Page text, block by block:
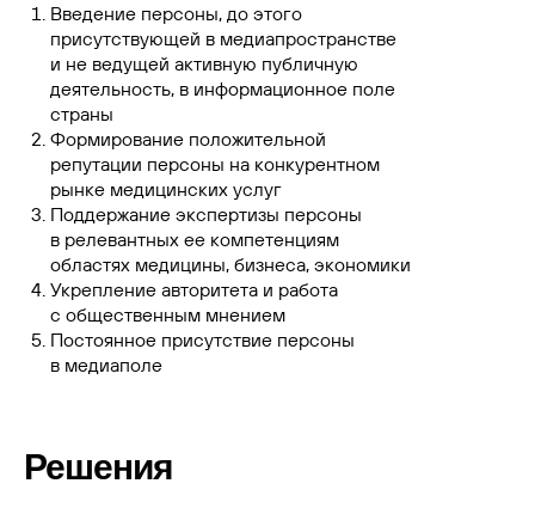
Введение персоны, до этого
присутствующей в медиапространстве
и не ведущей активную публичную
деятельность, в информационное поле
страны
Формирование положительной
репутации персоны на конкурентном
рынке медицинских услуг
Поддержание экспертизы персоны
в релевантных ее компетенциям
областях медицины, бизнеса, экономики
Укрепление авторитета и работа
с общественным мнением
Постоянное присутствие персоны
в медиаполе
Решения